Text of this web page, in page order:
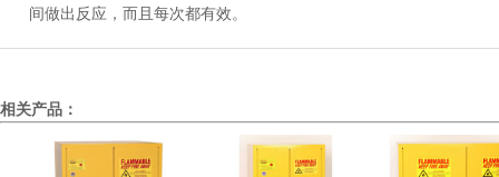
间做出反应，而且每次都有效。
相关产品：